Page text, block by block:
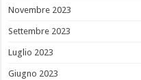
Novembre 2023
Settembre 2023
Luglio 2023
Giugno 2023